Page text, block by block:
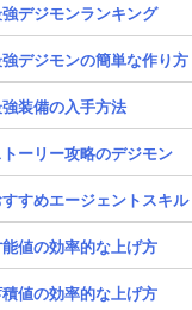
デジモンランキング
デジモンの簡単な作り方
装備の入手方法
ーリー攻略のデジモン
すめエージェントスキル
値の効率的な上げ方
値の効率的な上げ方